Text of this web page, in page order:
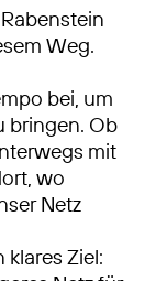
Weg.
bei, um
bringen. Ob
mit
wo
Netz
Ziel: